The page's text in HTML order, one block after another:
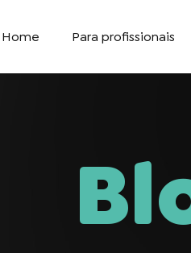
Home Para profissionais